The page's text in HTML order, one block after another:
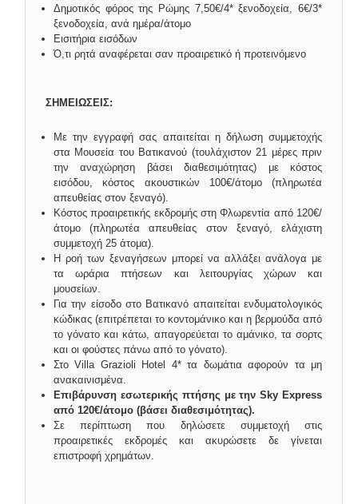
Δημοτικός φόρος της Ρώμης 7,50€/4* ξενοδοχεία, 6€/3*
ξενοδοχεία, ανά ημέρα/άτομο
Εισιτήρια εισόδων
Ό,τι ρητά αναφέρεται σαν προαιρετικό ή προτεινόμενο
ΣΗΜΕΙΩΣΕΙΣ:
Με την εγγραφή σας απαιτείται η δήλωση συμμετοχής
στα Μουσεία του Βατικανού (τουλάχιστον 21 μέρες πριν
την αναχώρηση βάσει διαθεσιμότητας) με κόστος
εισόδου, κόστος ακουστικών 100€/άτομο (πληρωτέα
απευθείας στον ξεναγό).
Κόστος προαιρετικής εκδρομής στη Φλωρεντία από 120€/
άτομο (πληρωτέα απευθείας στον ξεναγό, ελάχιστη
συμμετοχή 25 άτομα).
Η ροή των ξεναγήσεων μπορεί να αλλάξει ανάλογα με
τα ωράρια πτήσεων και λειτουργίας χώρων και
μουσείων.
Για την είσοδο στο Βατικανό απαιτείται ενδυματολογικός
κώδικας (επιτρέπεται το κοντομάνικο και η βερμούδα από
το γόνατο και κάτω, απαγορεύεται το αμάνικο, τα σορτς
και οι φούστες πάνω από το γόνατο).
Στο Villa Grazioli Hotel 4* τα δωμάτια αφορούν τα μη
ανακαινισμένα.
Επιβάρυνση εσωτερικής πτήσης με την Sky Express
από 120€/άτομο (βάσει διαθεσιμότητας).
Σε περίπτωση που δηλώσετε συμμετοχή στις
προαιρετικές εκδρομές και ακυρώσετε δε γίνεται
επιστροφή χρημάτων.